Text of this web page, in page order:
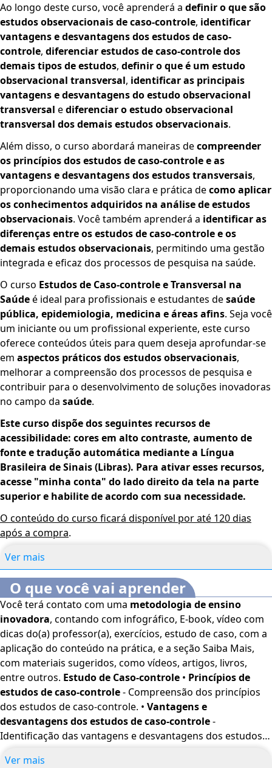
Ao longo deste curso, você aprenderá a definir o que são
estudos observacionais de caso-controle, identificar
vantagens e desvantagens dos estudos de caso-
controle, diferenciar estudos de caso-controle dos
demais tipos de estudos, definir o que é um estudo
observacional transversal, identificar as principais
vantagens e desvantagens do estudo observacional
transversal ediferenciar o estudo observacional
transversal dos demais estudos observacionais.
Além disso, o curso abordará maneiras decompreender
os princípios dos estudos de caso-controle e as
vantagens e desvantagens dos estudos transversais,
proporcionando uma visão clara e prática decomo aplicar
os conhecimentos adquiridos na análise de estudos
observacionais. Você também aprenderá a identificar as
diferenças entre os estudos de caso-controle e os
demais estudos observacionais, permitindo uma gestão
integrada e eficaz dos processos de pesquisa na saúde.
O curso Estudos de Caso-controle e Transversal na
Saúdeé ideal para profissionais e estudantes desaúde
pública, epidemiologia, medicina e áreas afins. Seja você
um iniciante ou um profissional experiente, este curso
oferece conteúdos úteis para quem deseja aprofundar-se
em aspectos práticos dos estudos observacionais,
melhorar a compreensão dos processos de pesquisa e
contribuir para o desenvolvimento de soluções inovadoras
no campo da saúde.
Este curso dispõe dos seguintes recursos de
acessibilidade: cores em alto contraste, aumento de
fonte e tradução automática mediante a Língua
Brasileira de Sinais (Libras). Para ativar esses recursos,
acesse "minha conta" do lado direito da tela na parte
superior e habilite de acordo com sua necessidade.
O conteúdo do curso ficará disponível por até 120 dias
após a compra.
Ver mais
O que você vai aprender
Você terá contato com uma metodologia de ensino
inovadora, contando com infográfico, E-book, vídeo com
dicas do(a) professor(a), exercícios, estudo de caso, com a
aplicação do conteúdo na prática, e a seção Saiba Mais,
com materiais sugeridos, como vídeos, artigos, livros,
entre outros. Estudo de Caso-controle • Princípios de
estudos de caso-controle- Compreensão dos princípios
dos estudos de caso-controle. • Vantagens e
desvantagens dos estudos de caso-controle-
Identificação das vantagens e desvantagens dos estudos
estudos observacionais
Ver mais